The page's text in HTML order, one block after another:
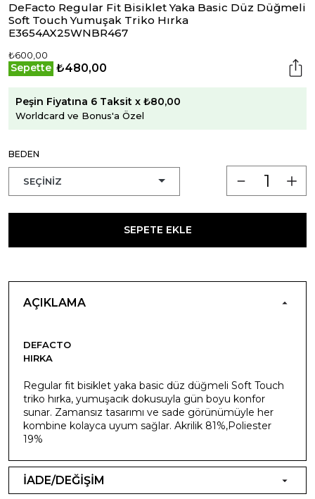
DeFacto Regular Fit Bisiklet Yaka Basic Düz Düğmeli
Soft Touch Yumuşak Triko Hırka
E3654AX25WNBR467
₺600,00
Sepette ₺480,00
Peşin Fiyatına 6 Taksit x ₺80,00
Worldcard ve Bonus'a Özel
BEDEN
SEPETE EKLE
AÇIKLAMA
DEFACTO
HIRKA
Regular fit bisiklet yaka basic düz düğmeli Soft Touch
triko hırka, yumuşacık dokusuyla gün boyu konfor
sunar. Zamansız tasarımı ve sade görünümüyle her
kombine kolayca uyum sağlar. Akrilik 81%,Poliester
19%
İADE/DEĞİŞİM